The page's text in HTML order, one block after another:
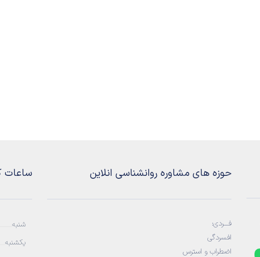
حوزه های مشاوره روانشناسی انلاین
فـــردی:
افسردگی
اضطراب و استرس
ساعات
شنبه
یکشنبه